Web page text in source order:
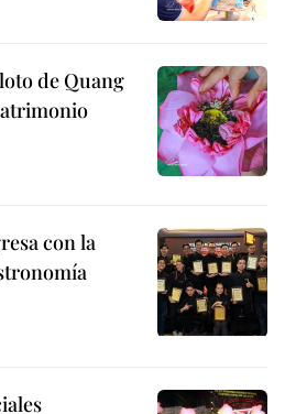
de Quang
con la